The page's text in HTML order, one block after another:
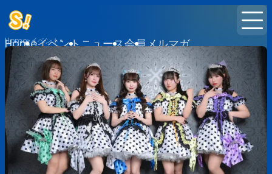
Homeイベントニュース会員メルマガ
Home イベント